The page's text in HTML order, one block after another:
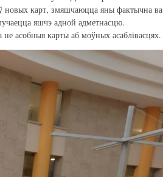
новых карт, змяшчаюцца яны фактычна ва
яшчэ адной адметнасцю.
асобныя карты аб моўных асаблівасцях.